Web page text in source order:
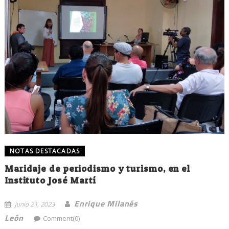
NOTAS DESTACADAS
Maridaje de periodismo y turismo, en el
Instituto José Martí
junio 21, 2023
Enrique Milanés
León
Comment(0)